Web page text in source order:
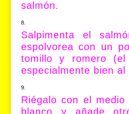
salmón.
Salpimenta el
espolvorea con un
tomillo y romero
especialmente bien al
Riégalo con el
blanco y añade